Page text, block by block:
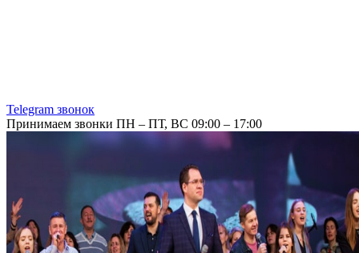
Telegram звонок
Принимаем звонки ПН – ПТ, ВС 09:00 – 17:00